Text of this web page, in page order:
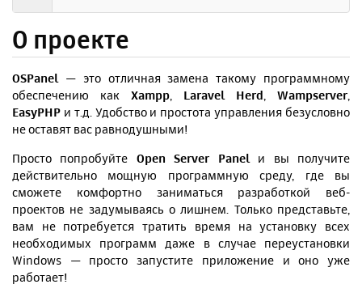
О проекте
OSPanel — это отличная замена такому программному
обеспечению как Xampp Laravel Herd Wampserver
EasyPHP и т.д. Удобство и простота управления безусловно
не оставят вас равнодушными!
Просто попробуйте Open Server Panel и вы получите
действительно мощную программную среду, где вы
сможете комфортно заниматься разработкой веб-
проектов не задумываясь о лишнем. Только представьте,
вам не потребуется тратить время на установку всех
необходимых программ даже в случае переустановки
Windows — просто запустите приложение и оно уже
работает!